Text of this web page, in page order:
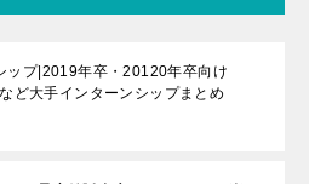
ップ|2019年卒・20120年卒向け
ど大手インターンシップまとめ